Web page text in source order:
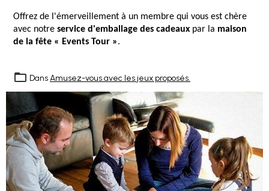
Offrez de l'émerveillement à un membre qui vous est chère
avec notre service d'emballage des cadeaux par la maison
de la fête « Events Tour ».
DansAmusez-vous avec les jeux proposés.